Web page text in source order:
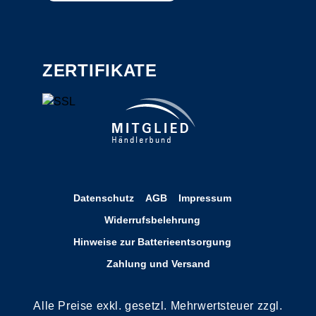
ZERTIFIKATE
Datenschutz AGB
Impressum
Widerrufsbelehrung
Hinweise zur Batterieentsorgung
Zahlung und Versand
Alle Preise exkl. gesetzl. Mehrwertsteuer zzgl.